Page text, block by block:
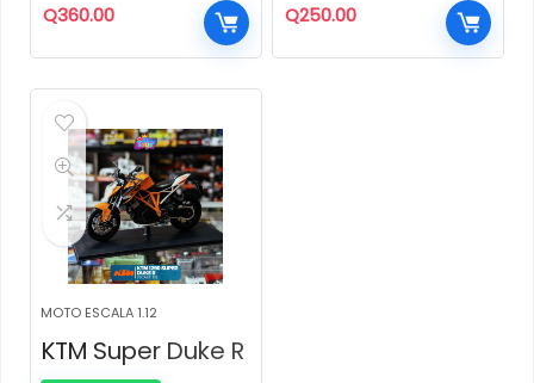
Q360.00 Q250.00
MOTO ESCALA 1.12
KTM Super Duke R